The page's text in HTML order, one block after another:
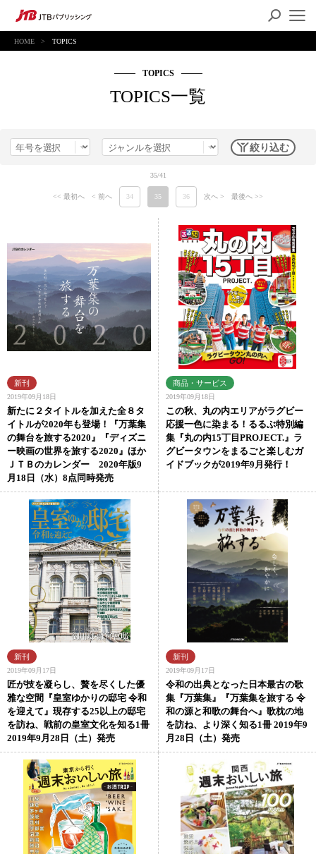
HOME TOPICS
TOPICS
TOPICS一覧
絞り込む
35/41
<< 最初へ < 前へ 34 35 36 次へ > 最後へ >>
2019年09月18日
新たに２タイトルを加えた全８タ
イトルが2020年も登場！『万葉集
の舞台を旅する2020』『ディズニ
ー映画の世界を旅する2020』ほか
ＪＴＢのカレンダー 2020年版9
月18日（水）8点同時発売
2019年09月18日
この秋、丸の内エリアがラグビー
応援一色に染まる！るるぶ特別編
集『丸の内15丁目PROJECT.』ラ
グビータウンをまるごと楽しむガ
イドブックが2019年9月発行！
2019年09月17日
匠が技を凝らし、贅を尽くした優
雅な空間『皇室ゆかりの邸宅 令和
を迎えて』現存する25以上の邸宅
を訪ね、戦前の皇室文化を知る1冊
2019年9月28日（土）発売
2019年09月17日
令和の出典となった日本最古の歌
集『万葉集』『万葉集を旅する 令
和の源と和歌の舞台へ』歌枕の地
を訪ね、より深く知る1冊 2019年9
月28日（土）発売